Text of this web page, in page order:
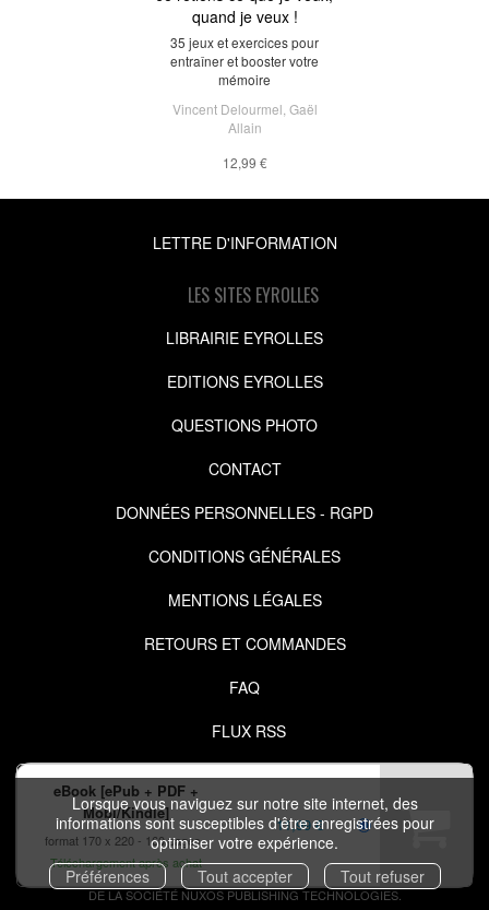
Lorsque vous naviguez sur notre site internet, des
informations sont susceptibles d'être enregistrées pour
optimiser votre expérience.
Préférences
Tout accepter Tout refuser
eBook [ePub + PDF +
Mobi/Kindle]
format 170 x 220
160 pages
Téléchargement après achat
11,99 €
quand je veux !
35 jeux et exercices pour
entraîner et booster votre
mémoire
Vincent Delourmel,Gaël
Allain
12,99 €
LETTRE D'INFORMATION
LES SITES EYROLLES
LIBRAIRIE EYROLLES
EDITIONS EYROLLES
QUESTIONS PHOTO
CONTACT
DONNÉES PERSONNELLES - RGPD
CONDITIONS GÉNÉRALES
MENTIONS LÉGALES
RETOURS ET COMMANDES
FAQ
FLUX RSS
COPYRIGHT © 2026 IZIBOOK.EYROLLES.COM ET NUXOS PUBLISHING
TECHNOLOGIES.IZIBOOK® ETIZIBOOKS®SONT DES MARQUES DÉPOSÉES
DE LA SOCIÉTÉNUXOS PUBLISHING TECHNOLOGIES.